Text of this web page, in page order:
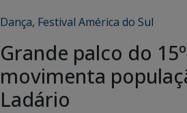
Dança, Festival América do Sul
Grande palco do
movimenta
Ladário